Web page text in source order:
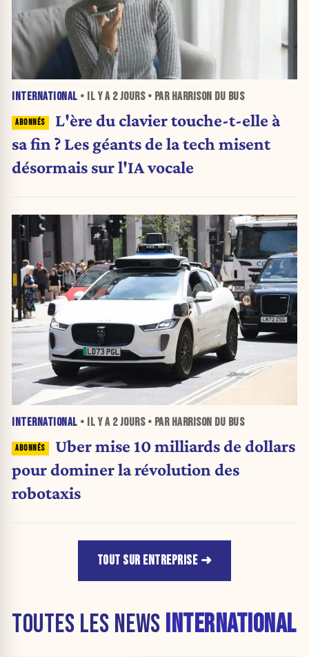
INTERNATIONAL • IL Y A 2 JOURS• PAR HARRISON DU BUS
L'ère du clavier touche-t-elle à
sa fin ? Les géants de la tech misent
désormais sur l'IA vocale
INTERNATIONAL • IL Y A 2 JOURS• PAR HARRISON DU BUS
Uber mise 10 milliards de dollars
pour dominer la révolution des
robotaxis
TOUT SUR ENTREPRISE
TOUTES LES NEWS INTERNATIONAL